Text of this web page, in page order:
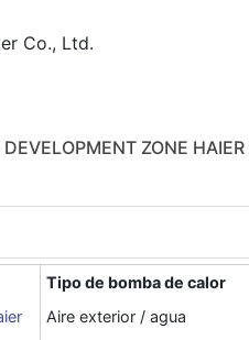
Co., Ltd.
ZONE HAIER
Tipo de bomba de calor
Aire exterior / agua